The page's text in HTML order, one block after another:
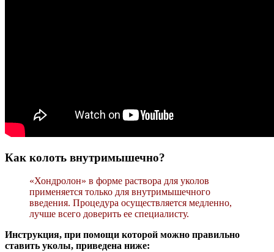
Как колоть внутримышечно?
«Хондролон» в форме раствора для уколов
применяется только для внутримышечного
введения. Процедура осуществляется медленно,
лучше всего доверить ее специалисту.
Инструкция, при помощи которой можно правильно
ставить уколы, приведена ниже: